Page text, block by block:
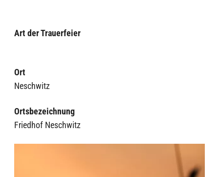
Art der Trauerfeier
Ort
Neschwitz
Ortsbezeichnung
Friedhof Neschwitz